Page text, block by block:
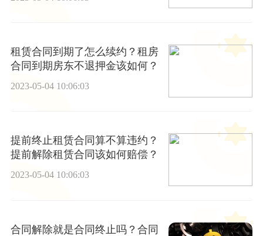
租赁合同到期了怎么续约？租房
合同到期房东不退押金该如何？
2023-05-04 10:06:03
提前终止租赁合同算不算违约？
提前解除租赁合同该如何赔偿？
2023-05-04 10:06:03
合同解除就是合同终止吗？合同